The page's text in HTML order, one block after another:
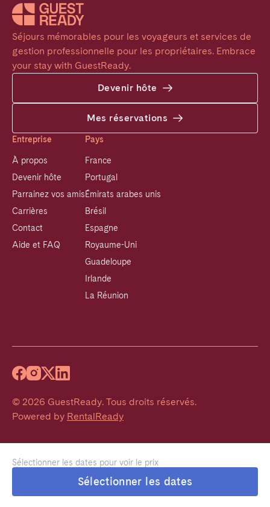
Sélectionner les dates pour voir le prix
Sélectionner les dates
Séjours mémorables pour les voyageurs et services de
gestion professionnelle pour les propriétaires. Embrace
your stay with GuestReady.
Devenir hôte
Mes réservations
Entreprise
À propos
Devenir hôte
Parrainez vos amis
Carrières
Contact
Aide et FAQ
Pays
France
Portugal
Émirats arabes unis
Brésil
Espagne
Royaume-Uni
Guadeloupe
Irlande
La Réunion
© 2026 GuestReady. Tous droits réservés.
Powered by RentalReady